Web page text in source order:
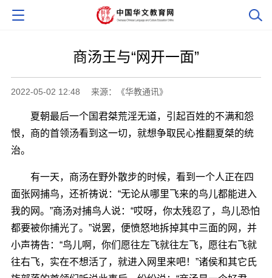
商汤王与“网开一面”
2022-05-02 12:48 来源：《华教通讯》
夏朝最后一个国君桀荒淫无道，引起百姓的不满和怨
恨，商的首领汤看到这一切，就想争取民心推翻夏桀的统
治。
有一天，商汤在野外散步的时候，看到一个人正在四
面张网捕鸟，还祈祷说：“无论从哪里飞来的鸟儿都能进入
我的网。”商汤对捕鸟人说：“哎呀，你太残忍了，鸟儿恐怕
都要被你捕光了。”说罢，便愤怒地拆掉其中三面的网，并
小声祷告：“鸟儿啊，你们愿往左飞就往左飞，愿往右飞就
往右飞，实在不想活了，就进入网里来吧！”诸侯和其它氏